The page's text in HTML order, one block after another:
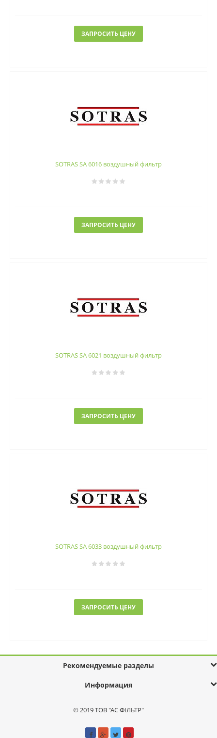
ЗАПРОСИТЬ ЦЕНУ
SOTRAS SA 6016 воздушный фильтр
ЗАПРОСИТЬ ЦЕНУ
SOTRAS SA 6021 воздушный фильтр
ЗАПРОСИТЬ ЦЕНУ
SOTRAS SA 6033 воздушный фильтр
ЗАПРОСИТЬ ЦЕНУ
Рекомендуемые разделы
Информация
© 2019 ТОВ "АС ФІЛЬТР"